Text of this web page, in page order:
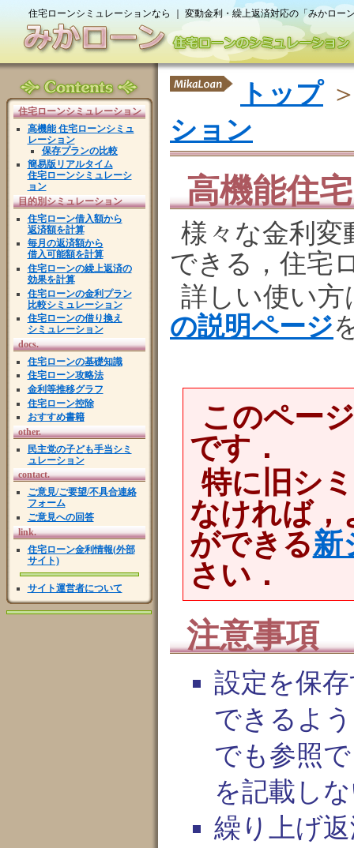
住宅ローンシミュレーションなら ｜ 変動金利・繰上返済対応の「みかロー
住宅ローンシミュレーション
高機能 住宅ローンシミュ
レーション
保存プランの比較
簡易版リアルタイム
住宅ローンシミュレーシ
ョン
目的別シミュレーション
住宅ローン借入額から
返済額を計算
毎月の返済額から
借入可能額を計算
住宅ローンの繰上返済の
効果を計算
住宅ローンの金利プラン
比較シミュレーション
住宅ローンの借り換え
シミュレーション
docs.
住宅ローンの基礎知識
住宅ローン攻略法
金利等推移グラフ
住宅ローン控除
おすすめ書籍
other.
民主党の子ども手当シミ
ュレーション
contact.
ご意見/ご要望/不具合連絡
フォーム
ご意見への回答
link.
住宅ローン金利情報(外部
サイト)
サイト運営者について
トップ
ション
高機能住
様々な金利変
できる，住宅
詳しい使い方
の説明ページ
このペー
です．
特に旧シ
なければ，
ができる新
さい．
注意事項
設定を保
できるよ
でも参照
を記載し
繰り上げ